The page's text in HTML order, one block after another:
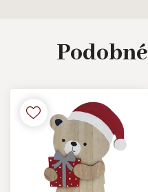
Podobné